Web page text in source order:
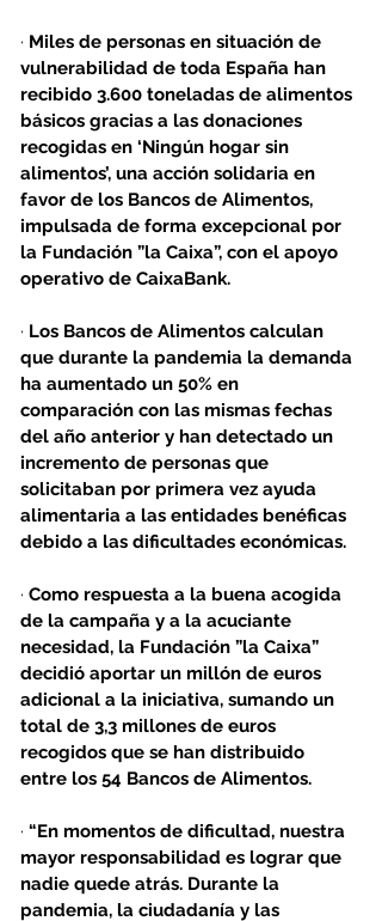
· Miles de personas en situación de
vulnerabilidad de toda España han
recibido 3.600 toneladas de alimentos
básicos gracias a las donaciones
recogidas en ‘Ningún hogar sin
alimentos’, una acción solidaria en
favor de los Bancos de Alimentos,
impulsada de forma excepcional por
la Fundación ”la Caixa”, con el apoyo
operativo de CaixaBank.
· Los Bancos de Alimentos calculan
que durante la pandemia la demanda
ha aumentado un 50% en
comparación con las mismas fechas
del año anterior y han detectado un
incremento de personas que
solicitaban por primera vez ayuda
alimentaria a las entidades benéficas
debido a las dificultades económicas.
· Como respuesta a la buena acogida
de la campaña y a la acuciante
necesidad, la Fundación ”la Caixa”
decidió aportar un millón de euros
adicional a la iniciativa, sumando un
total de 3,3 millones de euros
recogidos que se han distribuido
entre los 54 Bancos de Alimentos.
· “En momentos de dificultad, nuestra
mayor responsabilidad es lograr que
nadie quede atrás. Durante la
pandemia, la ciudadanía y las